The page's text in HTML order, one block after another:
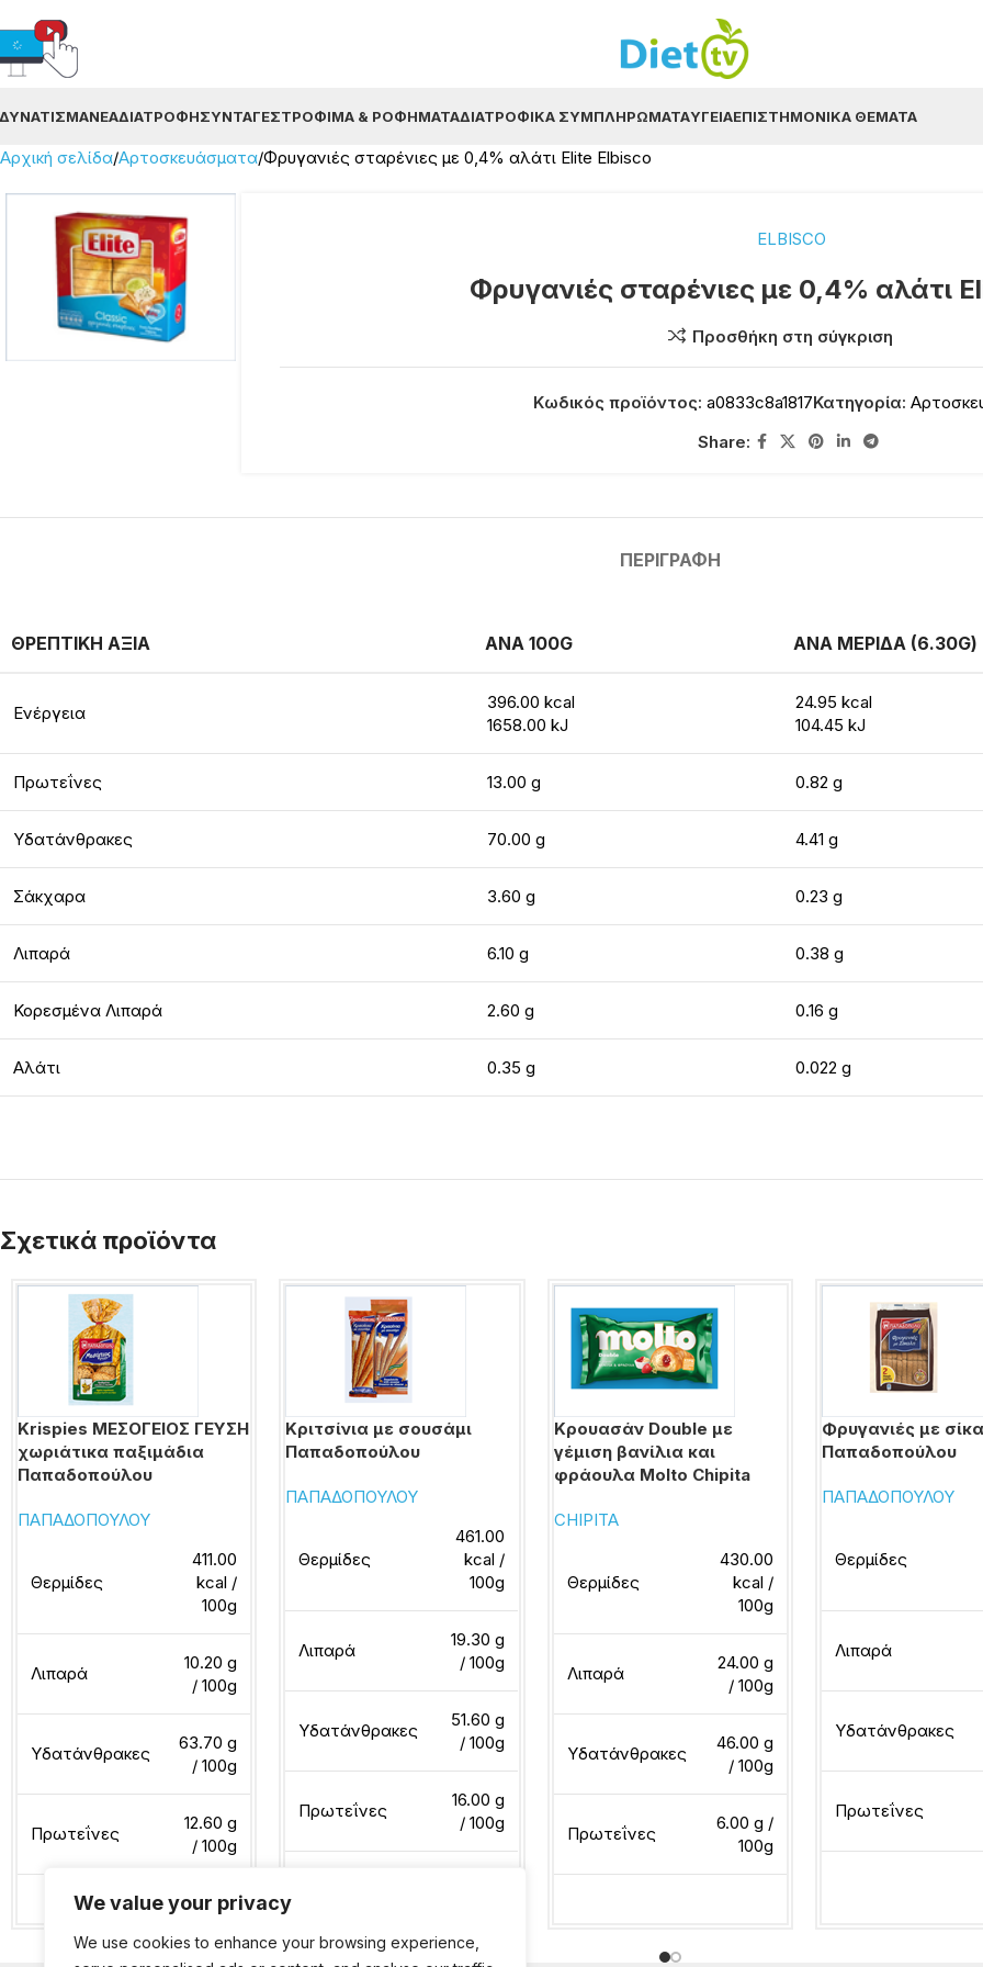
We value your privacy
We use cookies to enhance your browsing experience,
ΝΈΑΔΙΑΤΡΟΦΉΣΥΝΤΑΓΈΣΤΡΌΦΙΜΑ & ΡΟΦΉΜΑΤΑΔΙΑΤΡΟΦΙΚΆ ΣΥΜΠΛΗΡΏΜΑΤΑΥΓΕΊΑΕΠΙΣΤΗΜΟΝΙΚΆ ΘΈΜΑΤΑ
Αρχική σελίδα Αρτοσκευάσματα Φρυγανιές σταρένιες με 0,4% αλάτι Elite Elbisco
ELBISCO
Φρυγανιές σταρένιες με 0,4% αλάτι
Προσθήκη στη σύγκριση
Κωδικός προϊόντος: a0833c8a1817Κατηγορία:
Share:
ΠΕΡΙΓΡΑΦΉ
ΘΡΕΠΤΙΚΗ ΑΞΙΑ ΑΝΑ 100G ΑΝΑ ΜΕΡΙΔΑ (6.30G)
Ενέργεια
396.00 kcal
1658.00 kJ
24.95 kcal
104.45 kJ
Πρωτεΐνες 13.00 g 0.82 g
Υδατάνθρακες 70.00 g 4.41 g
Σάκχαρα 3.60 g 0.23 g
Λιπαρά 6.10 g 0.38 g
Κορεσμένα Λιπαρά 2.60 g 0.16 g
Αλάτι 0.35 g 0.022 g
Σχετικά προϊόντα
Krispies ΜΕΣΟΓΕΙΟΣ ΓΕΥΣΗ
χωριάτικα παξιμάδια
Παπαδοπούλου
ΠΑΠΑΔΟΠΟΥΛΟΥ
Θερμίδες
411.00
kcal /
100g
Λιπαρά
10.20 g
/ 100g
Υδατάνθρακες
63.70 g
/ 100g
Πρωτεΐνες
12.60 g
/ 100g
Διαβάστε περισσότερα
Κριτσίνια με σουσάμι
Παπαδοπούλου
ΠΑΠΑΔΟΠΟΥΛΟΥ
Θερμίδες
461.00
kcal /
100g
Λιπαρά
19.30 g
/ 100g
Υδατάνθρακες
51.60 g
/ 100g
Πρωτεΐνες
16.00 g
/ 100g
Κρουασάν Double με
γέμιση βανίλια και
φράουλα Molto Chipita
CHIPITA
Θερμίδες
430.00
kcal /
100g
Λιπαρά
24.00 g
/ 100g
Υδατάνθρακες
46.00 g
/ 100g
Πρωτεΐνες
6.00 g /
100g
Φρυγανιές με
Παπαδοπούλου
ΠΑΠΑΔΟΠΟΥΛΟΥ
Θερμίδες
Λιπαρά
Υδατάνθρακες
Πρωτεΐνες